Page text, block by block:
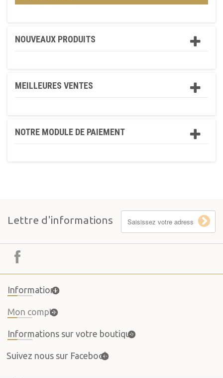
NOUVEAUX PRODUITS
MEILLEURES VENTES
NOTRE MODULE DE PAIEMENT
Lettre d'informations
Informations
Mon compte
Informations sur votre boutique
Suivez nous sur Facebook